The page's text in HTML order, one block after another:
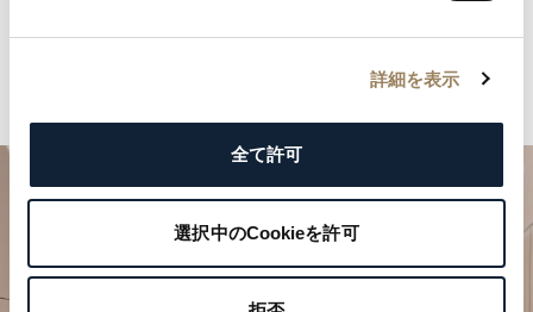
詳細を表示
全て許可
選択中のCookieを許可